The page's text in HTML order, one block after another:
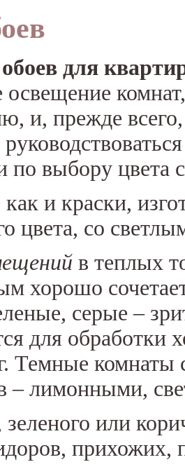
для
освещение
и, прежде
по выбору цвета
и краски,
цвета, со
в теплых
хорошо
серые –
для
Темные комнаты
– лимонными,
или